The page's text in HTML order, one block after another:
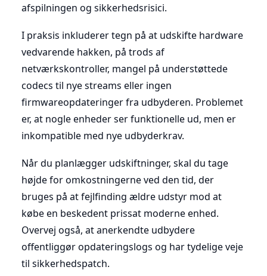
afspilningen og sikkerhedsrisici.
I praksis inkluderer tegn på at udskifte hardware
vedvarende hakken, på trods af
netværkskontroller, mangel på understøttede
codecs til nye streams eller ingen
firmwareopdateringer fra udbyderen. Problemet
er, at nogle enheder ser funktionelle ud, men er
inkompatible med nye udbyderkrav.
Når du planlægger udskiftninger, skal du tage
højde for omkostningerne ved den tid, der
bruges på at fejlfinding ældre udstyr mod at
købe en beskedent prissat moderne enhed.
Overvej også, at anerkendte udbydere
offentliggør opdateringslogs og har tydelige veje
til sikkerhedspatch.